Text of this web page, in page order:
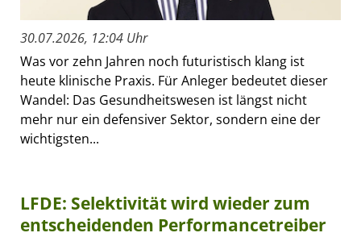
30.07.2026, 12:04 Uhr
Was vor zehn Jahren noch futuristisch klang ist
heute klinische Praxis. Für Anleger bedeutet dieser
Wandel: Das Gesundheitswesen ist längst nicht
mehr nur ein defensiver Sektor, sondern eine der
wichtigsten...
LFDE: Selektivität wird wieder zum
entscheidenden Performancetreiber